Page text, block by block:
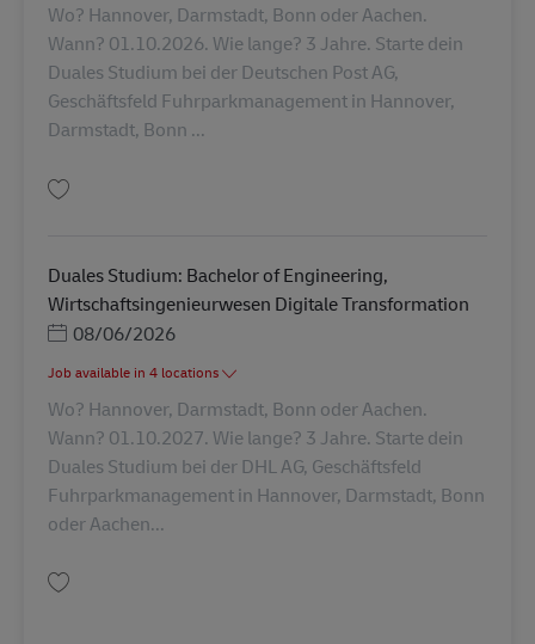
Wo? Hannover, Darmstadt, Bonn oder Aachen.
Wann? 01.10.2026. Wie lange? 3 Jahre. Starte dein
Duales Studium bei der Deutschen Post AG,
Geschäftsfeld Fuhrparkmanagement in Hannover,
Darmstadt, Bonn ...
Duales Studium: Bachelor of Engineering,
Wirtschaftsingenieurwesen Digitale Transformation
Posted Date
08/06/2026
Job available in 4 locations
Wo? Hannover, Darmstadt, Bonn oder Aachen.
Wann? 01.10.2027. Wie lange? 3 Jahre. Starte dein
Duales Studium bei der DHL AG, Geschäftsfeld
Fuhrparkmanagement in Hannover, Darmstadt, Bonn
oder Aachen...